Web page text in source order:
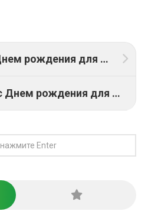
Поздравления с Днем рождения для Дарьи: ТОП 23 поздравления
Поздравления с Днем рождения для Лилии: ТОП 24 поздравления